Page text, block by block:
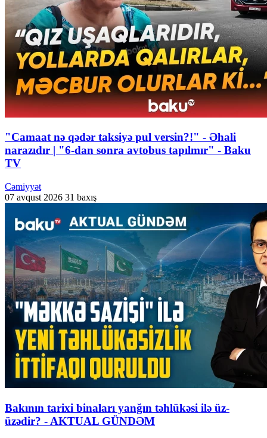
"Camaat nə qədər taksiyə pul versin?!" - Əhali
narazıdır | "6-dan sonra avtobus tapılmır" - Baku
TV
Cəmiyyət
07 avqust 2026 31 baxış
Bakının tarixi binaları yanğın təhlükəsi ilə üz-
üzədir? - AKTUAL GÜNDƏM